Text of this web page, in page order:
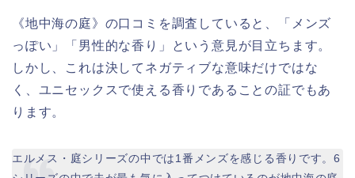
《地中海の庭》の口コミを調査していると、「メンズ
っぽい」「男性的な香り」という意見が目立ちます。
しかし、これは決してネガティブな意味だけではな
く、ユニセックスで使える香りであることの証でもあ
ります。
エルメス・庭シリーズの中では1番メンズを感じる香りです。6